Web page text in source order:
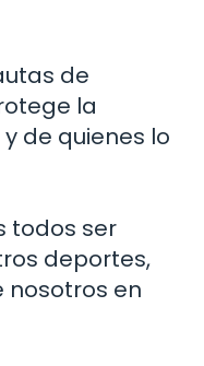
de
la
de quienes lo
todos ser
deportes,
nosotros en